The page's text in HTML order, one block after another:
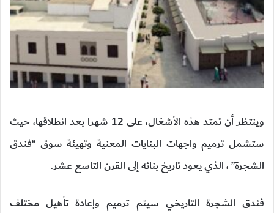
وينتظر أن تمتد هذه الأشغال، على 12 شهرا بعد انطلاقها، حيث
ستشمل ترميم واجهات البنايات المعنية وتهيئة سوق “فندق
الشجرة” ، الذي يعود تاريخ بنائه إلى القرن التاسع عشر.
فندق الشجرة التاريخي سيتم ترميم وإعادة تأهيل مختلف